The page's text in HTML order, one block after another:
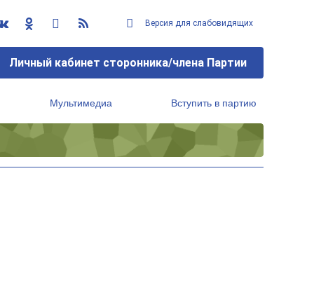
Версия для слабовидящих
Личный кабинет сторонника/члена Партии
Мультимедиа Вступить в партию